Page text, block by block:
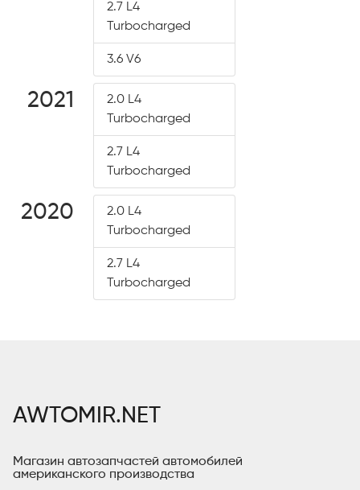
2.7 L4
Turbocharged
3.6 V6
2021
2.0 L4
Turbocharged
2.7 L4
Turbocharged
2020
2.0 L4
Turbocharged
2.7 L4
Turbocharged
AWTOMIR.NET
Магазин автозапчастей автомобилей
американского производства